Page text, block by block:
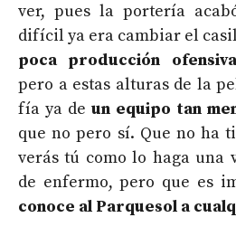
ver, pues la portería
difícil ya era cambiar el
poca producción ofensiva
pero a estas alturas de la
fía ya de un equipo tan
que no pero sí. Que no ha
verás tú como lo haga una
de enfermo, pero que es
conoce al Parquesol a